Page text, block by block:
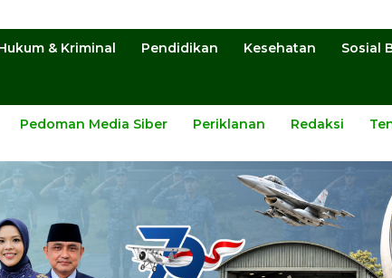
& Kriminal Pendidikan Kesehatan Sosial
Pedoman Media Siber Periklanan Redaksi